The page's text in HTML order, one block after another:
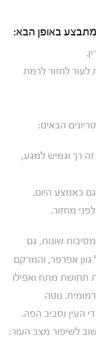
מתבצע באופן הבא:
לתת לעור לחזור לרמת
הבאים:
זה רך וגמיש למגע,
גם באמצע היום.
מחזור.
שונות, גם
גוון אפרפר, והמרקם
תחושת מתח ואפילו
נוטה
העין וסביב הפה.
לשיפור מצב העור: